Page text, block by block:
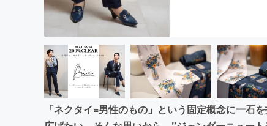
「ネクタイ=男性のもの」という固定概念に一石